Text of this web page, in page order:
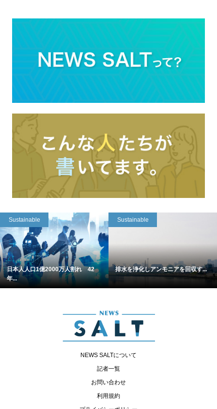
Sustainable
日本人人口1億2000万人割れ 42
年...
Sustainable
排水を浄化しアンモニアを回収す...
NEWS SALTについて
記者一覧
お問い合わせ
利用規約